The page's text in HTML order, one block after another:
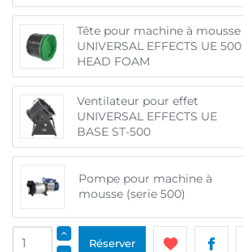
Tête pour machine à mousse
UNIVERSAL EFFECTS UE 500
HEAD FOAM
Ventilateur pour effet
UNIVERSAL EFFECTS UE
BASE ST-500
Pompe pour machine à
mousse (serie 500)
Réserver